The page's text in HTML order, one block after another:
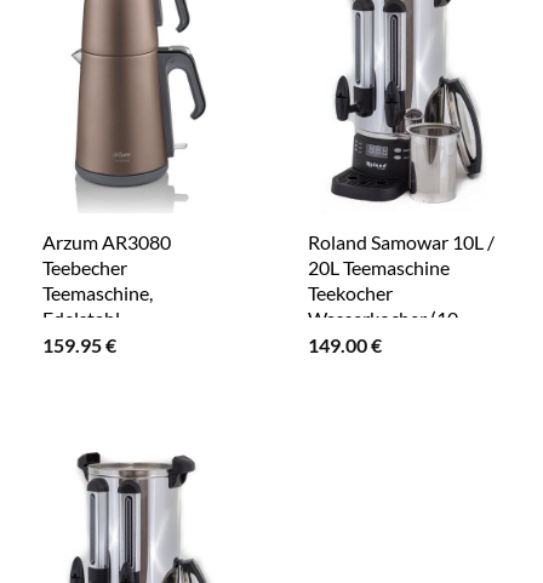
Arzum AR3080
Teebecher
Teemaschine,
Edelstahl,
Wasserkocher 1,8l
159.95€
Roland Samowar 10L /
20L Teemaschine
Teekocher
Wasserkocher (10
Liter)
149.00€